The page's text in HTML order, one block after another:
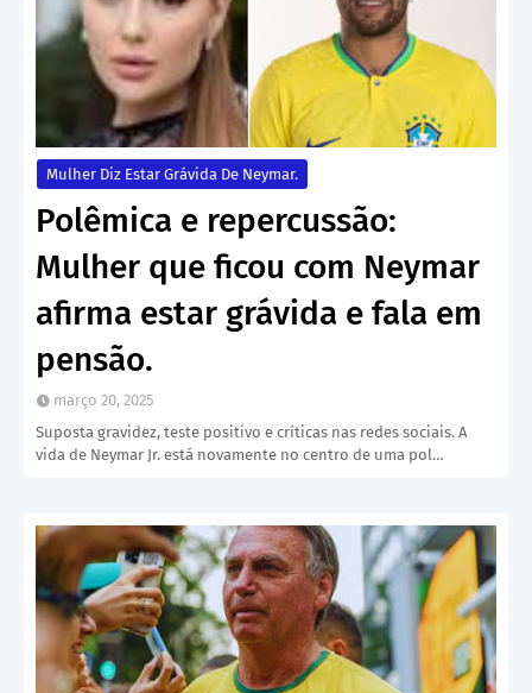
Mulher Diz Estar Grávida De Neymar.
Polêmica e repercussão:
Mulher que ficou com Neymar
afirma estar grávida e fala em
pensão.
março 20, 2025
Suposta gravidez, teste positivo e críticas nas redes sociais. A
vida de Neymar Jr. está novamente no centro de uma pol…